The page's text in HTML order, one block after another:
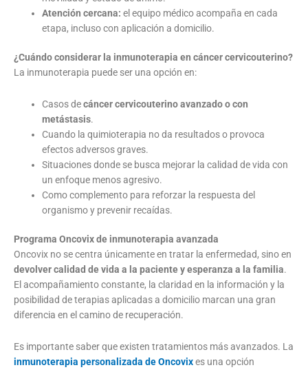
Atención cercana: el equipo médico acompaña en cada
etapa, incluso con aplicación a domicilio.
¿Cuándo considerar la inmunoterapia en cáncer cervicouterino?
La inmunoterapia puede ser una opción en:
Casos decáncer cervicouterino avanzado o con
metástasis.
Cuando la quimioterapia no da resultados o provoca
efectos adversos graves.
Situaciones donde se busca mejorar la calidad de vida con
un enfoque menos agresivo.
Como complemento para reforzar la respuesta del
organismo y prevenir recaídas.
Programa Oncovix de inmunoterapia avanzada
Oncovix no se centra únicamente en tratar la enfermedad, sino en
devolver calidad de vida a la paciente y esperanza a la familia.
El acompañamiento constante, la claridad en la información y la
posibilidad de terapias aplicadas a domicilio marcan una gran
diferencia en el camino de recuperación.
Es importante saber que existen tratamientos más avanzados. La
inmunoterapia personalizada de Oncovixes una opción